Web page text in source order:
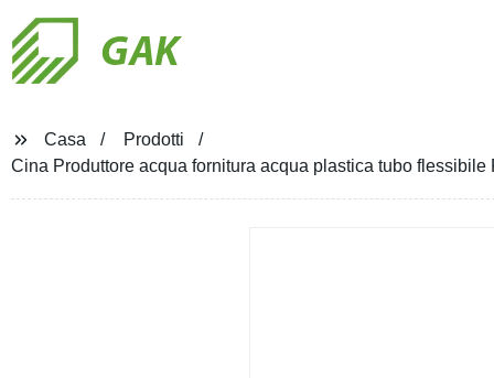
GAK
Casa
Prodotti
Cina Produttore acqua fornitura acqua plastica tubo